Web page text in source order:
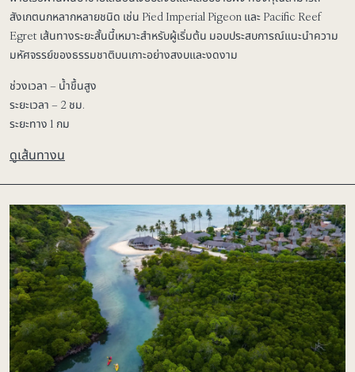
สังเกตนกหลากหลายชนิด เช่น Pied Imperial Pigeon และ Pacific Reef
Egret เส้นทางระยะสั้นนี้เหมาะสำหรับผู้เริ่มต้น มอบประสบการณ์แนะนำความ
มหัศจรรย์ของธรรมชาติบนเกาะอย่างสงบและงดงาม
ช่วงเวลา – น้ำขึ้นสูง
ระยะเวลา – 2 ชม.
ระยะทาง 1 กม
ดูเส้นทางน